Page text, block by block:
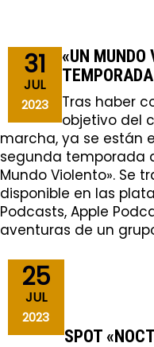
31
JUL
2023
«UN MUNDO
TEMPORADA
Tras haber
objetivo del
marcha, ya se están
segunda temporada
Mundo Violento». Se
disponible en las
Podcasts, Apple
aventuras de un
25
JUL
2023
SPOT